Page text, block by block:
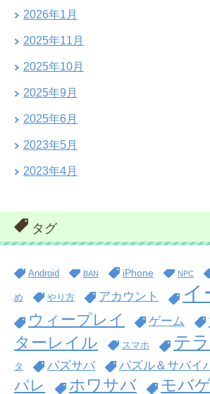
2026年1月
2025年11月
2025年10月
2025年9月
2025年6月
2023年5月
2023年4月
タグ
Android BAN iPhone NPC
め やり方 アカウント イ
ウィープレイ ゲーム
ターレイル
スマホ テ
タ パズサバ パズル＆サバイ
パレ
ホワサバ モバ